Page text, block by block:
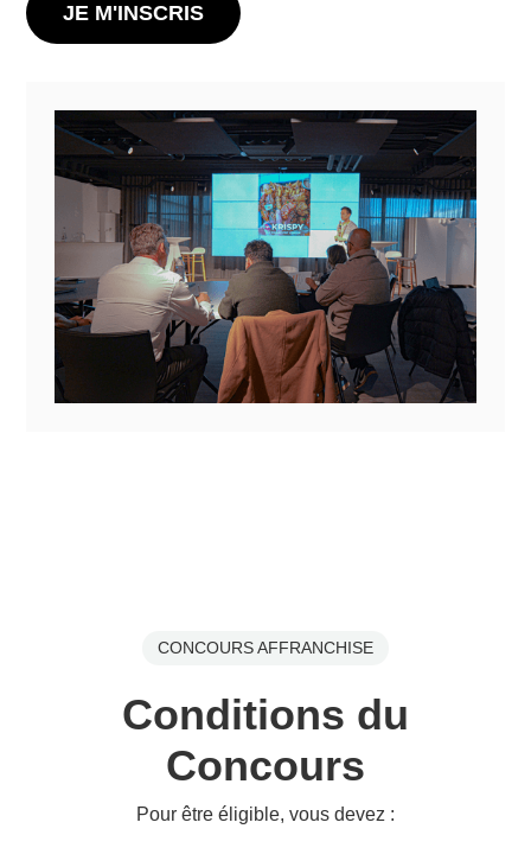
JE M'INSCRIS
CONCOURS AFFRANCHISE
Conditions du
Concours
Pour être éligible, vous devez :